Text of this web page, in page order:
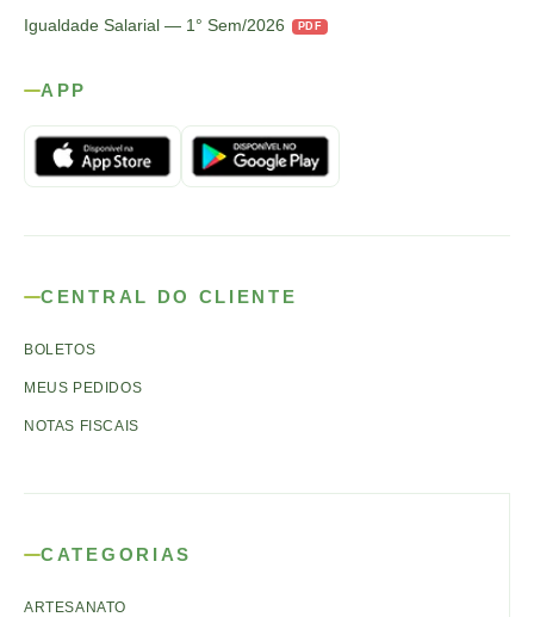
Igualdade Salarial — 1° Sem/2026
PDF
APP
CENTRAL DO CLIENTE
BOLETOS
MEUS PEDIDOS
NOTAS FISCAIS
CATEGORIAS
ARTESANATO